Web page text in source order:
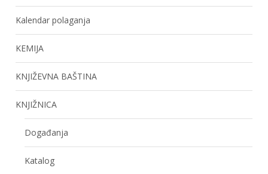
Kalendar polaganja
KEMIJA
KNJIŽEVNA BAŠTINA
KNJIŽNICA
Događanja
Katalog